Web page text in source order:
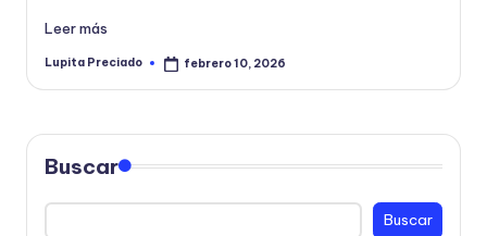
Leer más
Publicado
Lupita Preciado febrero 10, 2026
Buscar
Buscar